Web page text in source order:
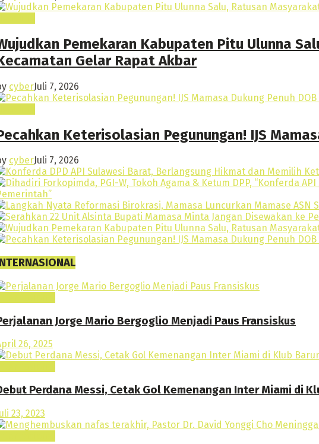
Pemekaran Kabupaten Pitu Ulunna
Gelar Rapat Akbar
cyberJuli 7, 2026
Keterisolasian Pegunungan! IJS
cyberJuli 7, 2026
Jorge Mario Bergoglio Menjadi Paus Fransiskus
26, 2025
Perdana Messi, Cetak Gol Kemenangan Inter Miami di
23, 2023